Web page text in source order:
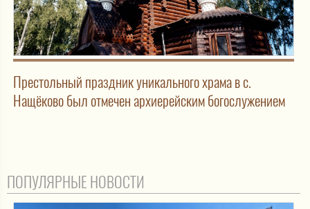
Престольный праздник уникального храма в с.
Нащёково был отмечен архиерейским богослужением
ПОПУЛЯРНЫЕ НОВОСТИ